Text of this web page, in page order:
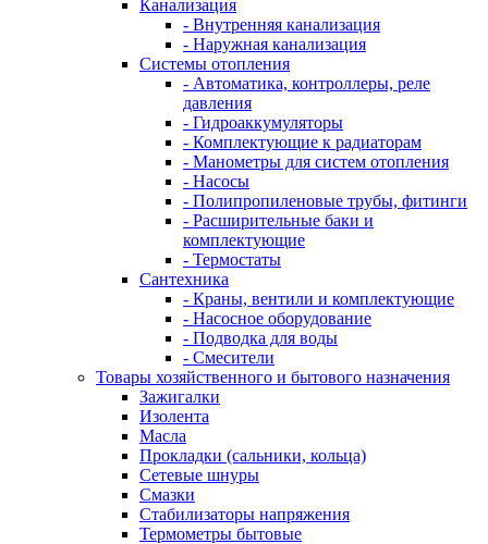
Канализация
- Внутренняя канализация
- Наружная канализация
Системы отопления
- Автоматика, контроллеры, реле
давления
- Гидроаккумуляторы
- Комплектующие к радиаторам
- Манометры для систем отопления
- Насосы
- Полипропиленовые трубы, фитинги
- Расширительные баки и
комплектующие
- Термостаты
Сантехника
- Краны, вентили и комплектующие
- Насосное оборудование
- Подводка для воды
- Смесители
Товары хозяйственного и бытового назначения
Зажигалки
Изолента
Масла
Прокладки (сальники, кольца)
Сетевые шнуры
Смазки
Стабилизаторы напряжения
Термометры бытовые